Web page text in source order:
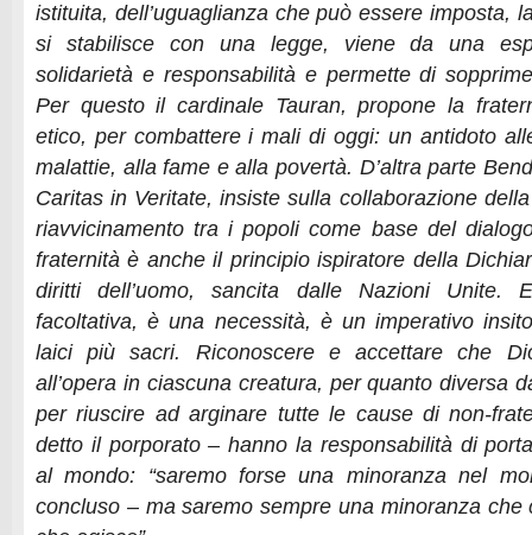
istituita, dell’uguaglianza che può essere imposta,
si stabilisce con una legge, viene da una
solidarietà e responsabilità e permette di
Per questo il cardinale Tauran, propone la
etico, per combattere i mali di oggi: un antidoto
malattie, alla fame e alla povertà. D’altra parte
Caritas in Veritate, insiste sulla collaborazione
riavvicinamento tra i popoli come base del
fraternità è anche il principio ispiratore della
diritti dell’uomo, sancita dalle Nazioni Unite.
facoltativa, è una necessità, è un imperativo
laici più sacri. Riconoscere e accettare che
all’opera in ciascuna creatura, per quanto diversa
per riuscire ad arginare tutte le cause di non-
detto il porporato – hanno la responsabilità di
al mondo: “saremo forse una minoranza nel
concluso – ma saremo sempre una minoranza che